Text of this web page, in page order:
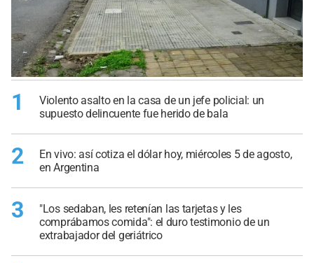
1
Violento asalto en la casa de un jefe policial: un
supuesto delincuente fue herido de bala
2
En vivo: así cotiza el dólar hoy, miércoles 5 de agosto,
en Argentina
3
"Los sedaban, les retenían las tarjetas y les
comprábamos comida": el duro testimonio de un
extrabajador del geriátrico